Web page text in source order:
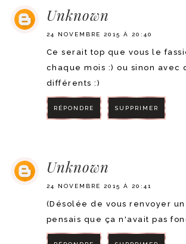
Unknown
24 NOVEMBRE 2015 À 20:40
Ce serait top que vous le
chaque mois :) ou sinon avec
différents :)
RÉPONDRE SUPPRIMER
Unknown
24 NOVEMBRE 2015 À 20:41
(Désolée de vous renvoyer
pensais que ça n'avait pas